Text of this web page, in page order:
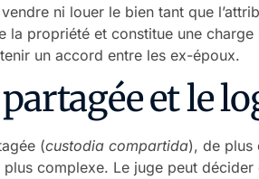
ni louer le bien tant que
la propriété et constitue une
un accord entre les ex-époux.
et le
(custodia compartida), de plus
complexe. Le juge peut